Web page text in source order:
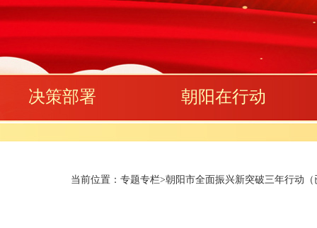
决策部署 朝阳在行动
当前位置： 专题专栏>朝阳市全面振兴新突破三年行动（